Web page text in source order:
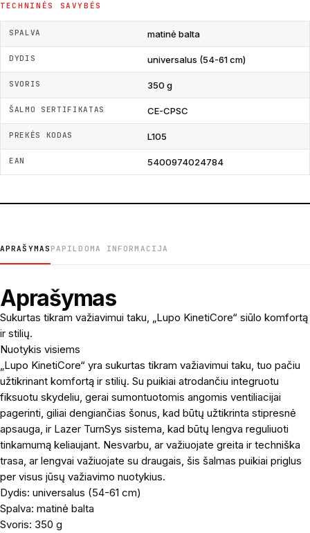
TECHNINĖS SAVYBĖS
SPALVA matinė balta
DYDIS universalus (54-61 cm)
SVORIS 350 g
ŠALMO SERTIFIKATAS CE-CPSC
PREKĖS KODAS L105
EAN 5400974024784
APRAŠYMAS PAPILDOMA INFORMACIJA
Aprašymas
Sukurtas tikram važiavimui taku, „Lupo KinetiCore“ siūlo komfortą
ir stilių.
Nuotykis visiems
„Lupo KinetiCore“ yra sukurtas tikram važiavimui taku, tuo pačiu
užtikrinant komfortą ir stilių. Su puikiai atrodančiu integruotu
fiksuotu skydeliu, gerai sumontuotomis angomis ventiliacijai
pagerinti, giliai dengiančias šonus, kad būtų užtikrinta stipresnė
apsauga, ir Lazer TurnSys sistema, kad būtų lengva reguliuoti
tinkamumą keliaujant. Nesvarbu, ar važiuojate greita ir techniška
trasa, ar lengvai važiuojate su draugais, šis šalmas puikiai priglus
per visus jūsų važiavimo nuotykius.
Dydis: universalus (54-61 cm)
Spalva: matinė balta
Svoris: 350 g